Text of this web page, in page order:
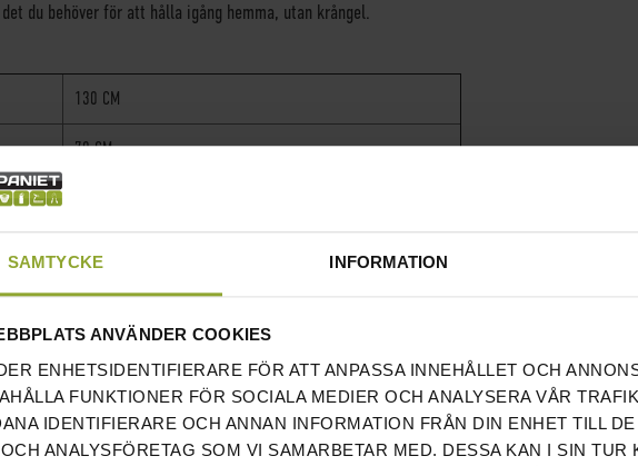
SAMTYCKE INFORMATION
ANVÄNDER COOKIES
ENHETSIDENTIFIERARE FÖR ATT ANPASSA INNEHÅLLET OCH
FUNKTIONER FÖR SOCIALA MEDIER OCH ANALYSERA VÅR
IDENTIFIERARE OCH ANNAN INFORMATION FRÅN DIN ENHET TILL
ANALYSFÖRETAG SOM VI SAMARBETAR MED. DESSA KAN I SIN TUR
du behöver för att hålla igång hemma, utan krångel.
130 CM
70 CM
100 KG
91 X 70 X 134 CM
1,5 HP